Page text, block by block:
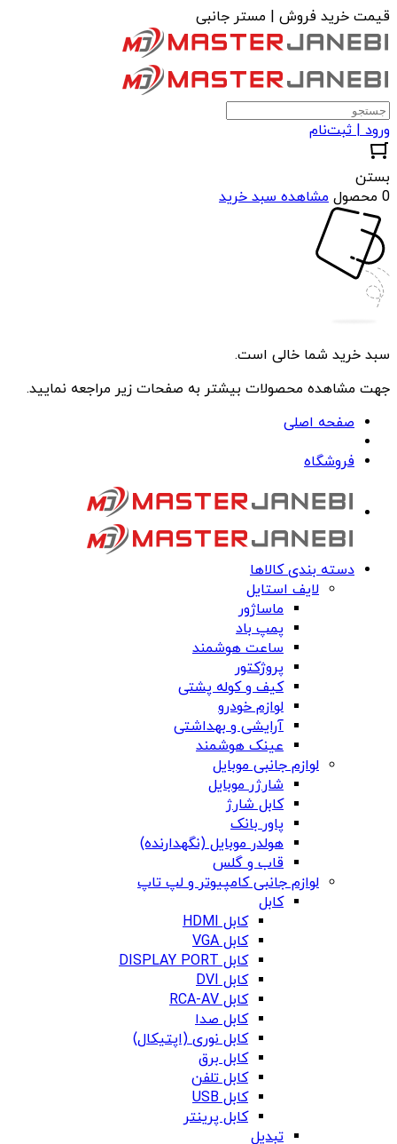
قیمت خرید فروش | مستر جانبی
ورود | ثبت‌نام
بستن
0 محصول
مشاهده سبد خرید
سبد خرید شما خالی است.
جهت مشاهده محصولات بیشتر به صفحات زیر مراجعه نمایید.
صفحه اصلی
فروشگاه
دسته بندی کالاها
لایف استایل
ماساژور
پمپ باد
ساعت هوشمند
پروژکتور
کیف و کوله پشتی
لوازم خودرو
آرایشی و بهداشتی
عینک هوشمند
لوازم جانبی موبایل
شارژر موبایل
کابل شارژ
پاور بانک
هولدر موبایل (نگهدارنده)
قاب و گلس
لوازم جانبی کامپیوتر و لپ تاپ
کابل
کابل HDMI
کابل VGA
کابل DISPLAY PORT
کابل DVI
کابل RCA-AV
کابل صدا
کابل نوری (اپتیکال)
کابل برق
کابل تلفن
کابل USB
کابل پرینتر
تبدیل